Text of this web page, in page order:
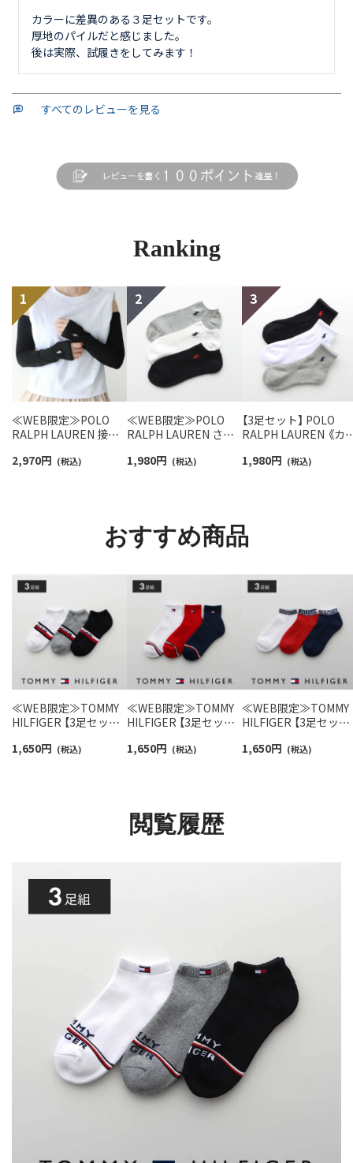
カラーに差異のある３足セットです。
厚地のパイルだと感じました。
後は実際、試履きをしてみます！
すべてのレビューを見る
Ranking
≪WEB限定≫POLO
RALPH LAUREN 接触
ームカバー ＆ レッグウ
2,970円 (税込)
≪WEB限定≫POLO
RALPH LAUREN さら
スニーカー丈ソックス
1,980円 (税込)
【3足セット】 POLO
RALPH LAUREN 《カ
ンポイントソックス
1,980円 (税込)
おすすめ商品
≪WEB限定≫TOMMY
HILFIGER 【3足セット】
ゴ オーガニックコット
1,650円 (税込)
≪WEB限定≫TOMMY
HILFIGER 【3足セット】
丈ソックス オーガニッ
1,650円 (税込)
≪WEB限定≫TOMMY
HILFIGER 【3足セット
オーガニックコットン
1,650円 (税込)
閲覧履歴